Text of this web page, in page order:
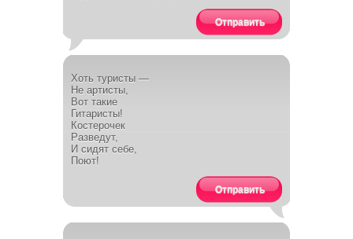
Отправить
Хоть туристы —
Не артисты,
Вот такие
Гитаристы!
Костерочек
Разведут,
И сидят себе,
Поют!
Отправить